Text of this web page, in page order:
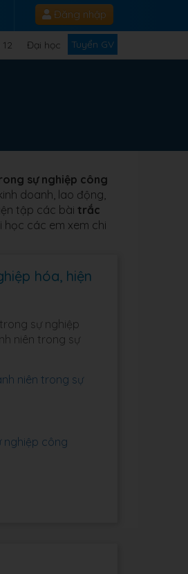
Đăng nhập
Đại học Tuyển GV
sự nghiệp công
doanh, lao động,
tập các bài trắc
các em xem chi
hóa, hiện
sự nghiệp
niên trong sự
niên trong sự
nghiệp công